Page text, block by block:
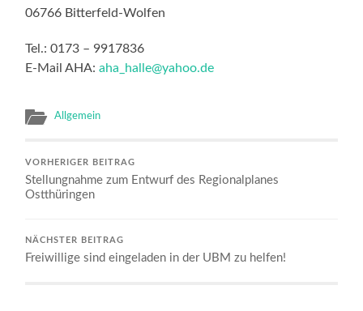
06766 Bitterfeld-Wolfen
Tel.: 0173 – 9917836
E-Mail AHA:aha_halle@yahoo.de
Allgemein
VORHERIGER BEITRAG
Stellungnahme zum Entwurf des Regionalplanes
Ostthüringen
NÄCHSTER BEITRAG
Freiwillige sind eingeladen in der UBM zu helfen!